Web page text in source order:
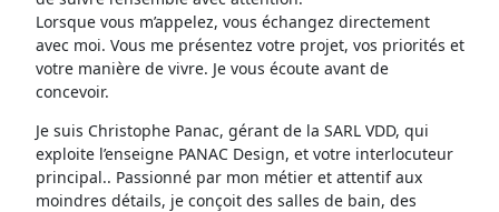
Lorsque vous m’appelez, vous échangez directement
avec moi. Vous me présentez votre projet, vos priorités et
votre manière de vivre. Je vous écoute avant de
concevoir.
Je suis Christophe Panac, gérant de la SARL VDD, qui
exploite l’enseigne PANAC Design, et votre interlocuteur
principal.. Passionné par mon métier et attentif aux
moindres détails, je conçoit des salles de bain, des